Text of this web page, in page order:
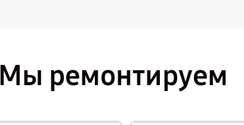
Мы ремонтируем